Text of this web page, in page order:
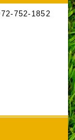
752-1852